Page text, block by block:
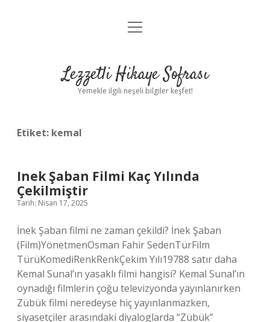
Anasayfa
Yasal Uyarı
menüyü
Lezzetli Hikaye Sofrası
Yemekle ilgili neşeli bilgiler keşfet!
Etiket: kemal
Inek Şaban Filmi Kaç Yılında
Çekilmiştir
Tarih: Nisan 17, 2025
İnek Şaban filmi ne zaman çekildi? İnek Şaban
(Film)YönetmenOsman Fahir SedenTürFilm
TürüKomediRenkRenkÇekim Yılı19788 satır daha
Kemal Sunal’ın yasaklı filmi hangisi? Kemal Sunal’ın
oynadığı filmlerin çoğu televizyonda yayınlanırken
Zübük filmi neredeyse hiç yayınlanmazken,
siyasetçiler arasındaki diyaloglarda “Zübük”